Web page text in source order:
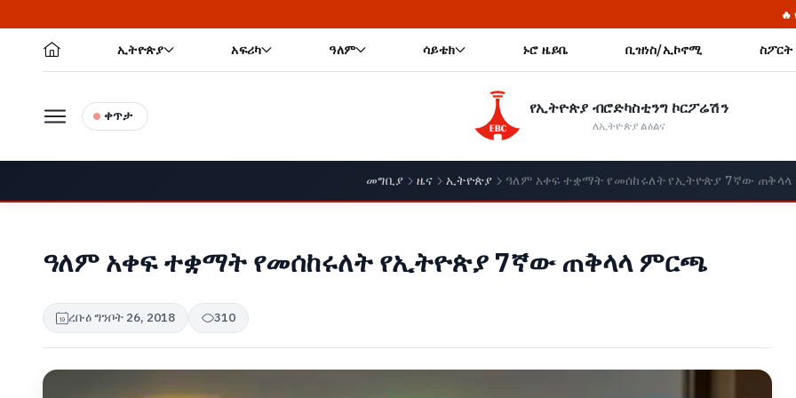
🔥 የመከላከያ ሠራዊት
ኢትዮጵያ አፍሪካ ዓለም ሳይቴክ ኑሮ ዜይቤ ቢዝነስ/ኢኮኖሚ ስፖርት
ቀጥታ የኢትዮጵያ ብሮድካስቲንግ ኮርፖሬሽን
ለኢትዮጵያ ልዕልና
መግቢያ ዜና ኢትዮጵያ ዓለም አቀፍ ተቋማት የመሰከሩለት የኢትዮጵያ 7ኛው
ዓለም አቀፍ ተቋማት የመሰከሩለት የኢትዮጵያ 7ኛው ጠቅላላ ምርጫ
ረቡዕ ግንቦት 26, 2018 310